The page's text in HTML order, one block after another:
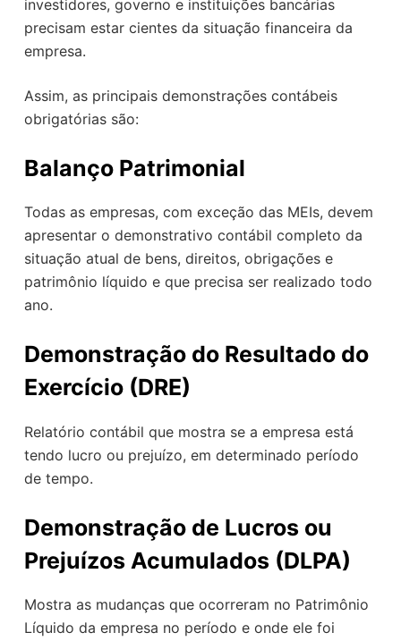
investidores, governo e instituições bancárias
precisam estar cientes da situação financeira da
empresa.
Assim, as principais demonstrações contábeis
obrigatórias são:
Balanço Patrimonial
Todas as empresas, com exceção das MEIs, devem
apresentar o demonstrativo contábil completo da
situação atual de bens, direitos, obrigações e
patrimônio líquido e que precisa ser realizado todo
ano.
Demonstração do Resultado do
Exercício (DRE)
Relatório contábil que mostra se a empresa está
tendo lucro ou prejuízo, em determinado período
de tempo.
Demonstração de Lucros ou
Prejuízos Acumulados (DLPA)
Mostra as mudanças que ocorreram no Patrimônio
Líquido da empresa no período e onde ele foi